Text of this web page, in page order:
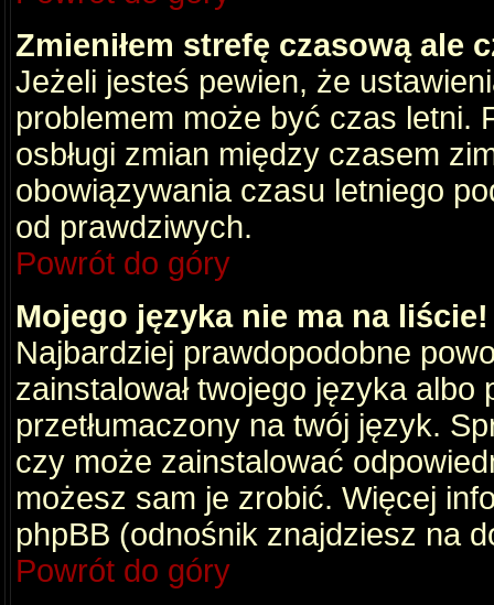
Zmieniłem strefę czasową ale
Jeżeli jesteś pewien, że
problemem może być czas letni.
osbługi zmian między czasem
obowiązywania czasu letniego
od prawdziwych.
Powrót do góry
Mojego języka nie ma na liście!
Najbardziej prawdopodobne
zainstalował twojego języka albo
przetłumaczony na twój język.
czy może zainstalować
możesz sam je zrobić. Więcej
phpBB (odnośnik znajdziesz na
Powrót do góry